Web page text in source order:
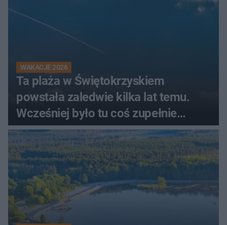
WAKACJE 2026
Ta plaża w Świętokrzyskiem
powstała zaledwie kilka lat temu.
Wcześniej było tu coś zupełnie
innego